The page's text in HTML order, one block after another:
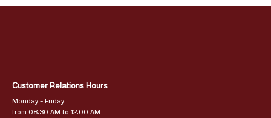
Customer Relations Hours
Monday – Friday
from 08:30 AM to 12:00 AM